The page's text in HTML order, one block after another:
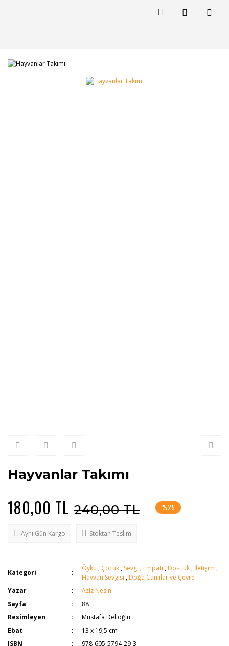
Hayvanlar Takımı
180,00 TL 240,00 TL %25
Aynı Gün Kargo Stoktan Teslim
Kategori
Öykü , Çocuk , Sevgi , Empati , Dostluk , İletişim ,
Hayvan Sevgisi , Doğa Canlılar ve Çevre
Yazar
Aziz Nesin
Sayfa
88
Resimleyen
Mustafa Delioğlu
Ebat
13 x 19,5 cm
ISBN
978-605-5794-29-3